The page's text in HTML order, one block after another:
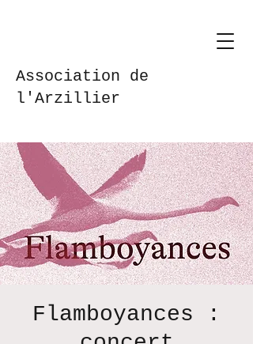
Association de
l'Arzillier
Flamboyances :